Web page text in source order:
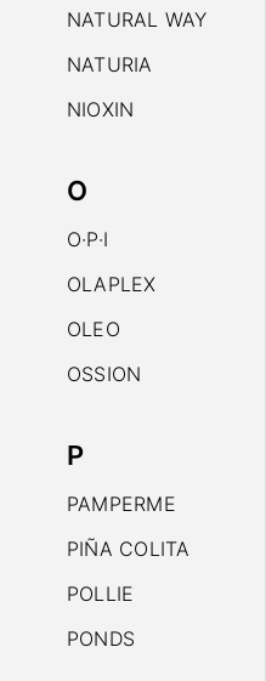
NATURAL WAY
NATURIA
NIOXIN
O
O·P·I
OLAPLEX
OLEO
OSSION
P
PAMPERME
PIÑA COLITA
POLLIE
PONDS